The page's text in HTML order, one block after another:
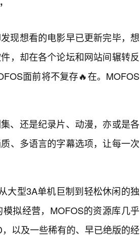
现想看的电影早已更新完毕，想
，却在各个论坛和网站间辗转反
面前将不复存🔥在。MOFOS
、还是纪录片、动漫，亦或是各
、多语言的字幕选项，让每一次
大型3A单机巨制到轻松休闲的独
拟经营，MOFOS的资源库几乎
以及一些稀有的、早已绝版的经